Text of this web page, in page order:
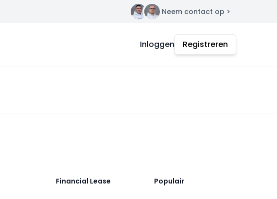
Contact Neem contact op >
Inloggen Registreren
Financial Lease Populair